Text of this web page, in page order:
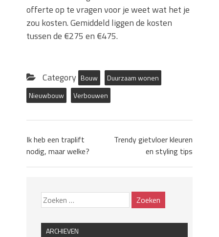
offerte op te vragen voor je weet wat het je
zou kosten. Gemiddeld liggen de kosten
tussen de €275 en €475.
Category Bouw
Duurzaam wonen
Nieuwbouw
Verbouwen
Ik heb een traplift
nodig, maar welke?
Trendy gietvloer kleuren
en styling tips
ARCHIEVEN